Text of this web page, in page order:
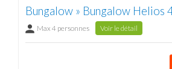
Bungalow » Bungalow Helios
Max 4 personnes Voir le détail